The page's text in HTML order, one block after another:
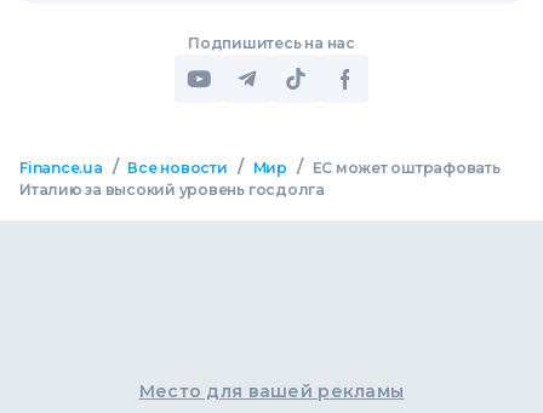
Подпишитесь на нас
Finance.ua / Все новости / Мир /
ЕС может оштрафовать
Италию за высокий уровень госдолга
Место для вашей рекламы